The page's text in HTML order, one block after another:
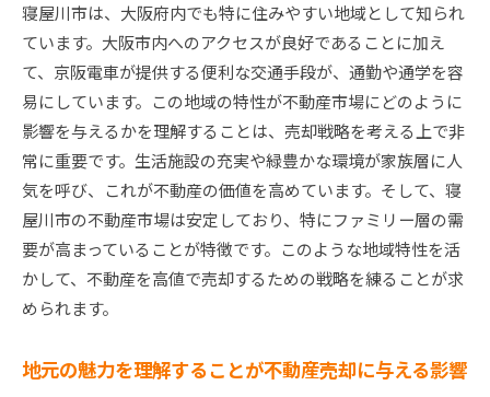
寝屋川市での成功事例から学ぶ売却ノウハウ
高価格を維持するためのタイムリーな売却タイ
ミング
地域の需要に応じた効果的なマーケティング戦
略
寝屋川市での査定業者選び戦略的なポイント
信頼できる査定業者を見極める方法
査定業者選びで避けるべき落とし穴
寝屋川市の不動産専門業者の選び方
実績ある査定業者が提供する安心感
評価が高い査定業者を選ぶためのヒント
寝屋川市は、大阪府内でも特に住みやすい地域として知られ
ています。大阪市内へのアクセスが良好であることに加え
て、京阪電車が提供する便利な交通手段が、通勤や通学を容
易にしています。この地域の特性が不動産市場にどのように
影響を与えるかを理解することは、売却戦略を考える上で非
常に重要です。生活施設の充実や緑豊かな環境が家族層に人
気を呼び、これが不動産の価値を高めています。そして、寝
屋川市の不動産市場は安定しており、特にファミリー層の需
要が高まっていることが特徴です。このような地域特性を活
かして、不動産を高値で売却するための戦略を練ることが求
められます。
地元の魅力を理解することが不動産売却に与える影響